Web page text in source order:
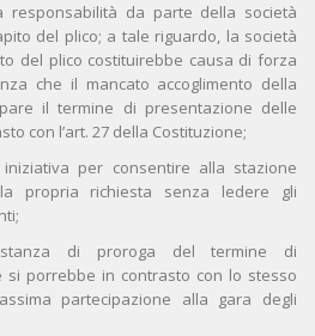
responsabilità da parte della società
del plico; a tale riguardo, la società
del plico costituirebbe causa di forza
che il mancato accoglimento della
il termine di presentazione delle
con l’art. 27 della Costituzione;
per consentire alla stazione
propria richiesta senza ledere gli
istanza di proroga del termine di
porrebbe in contrasto con lo stesso
partecipazione alla gara degli